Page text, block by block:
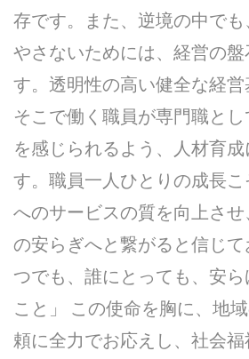
存です。また、逆境の中で
やさないためには、経営の
す。透明性の高い健全な経営
そこで働く職員が専門職と
を感じられるよう、人材育成
す。職員一人ひとりの成長
へのサービスの質を向上さ
の安らぎへと繋がると信じ
つでも、誰にとっても、安
こと」 この使命を胸に、地
頼に全力でお応えし、社会